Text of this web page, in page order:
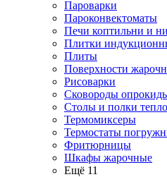
Пароварки
Пароконвектоматы
Печи коптильни и
Плитки
Плиты
Поверхности
Рисоварки
Сковороды
Столы и полки
Термомиксеры
Термостаты
Фритюрницы
Шкафы жарочные
Ещё 11